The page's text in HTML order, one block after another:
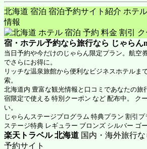
北海道 宿泊 宿泊予約サイト紹介 ホテ
情報
宿・ホテル予約なら旅行なら じゃらん
当日予約や今だけのじゃらん限定プラン。航空
でさらにお得に。
リッチな温泉旅館から便利なビジネスホテルま
索。
北海道内 豊富な観光情報と口コミであなたの旅
宿限定で使える 特別クーポン など 配布中。 ク
い。
じゃらんステージプログラム 特典プラン 割引
ステージ特典 レギュラー ブロンズ シルバー ゴ
楽天トラベル 北海道 国内・海外旅行
予約サイト